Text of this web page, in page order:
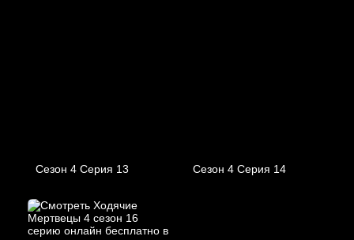
Сезон 4 Серия 13 Сезон 4 Серия 14